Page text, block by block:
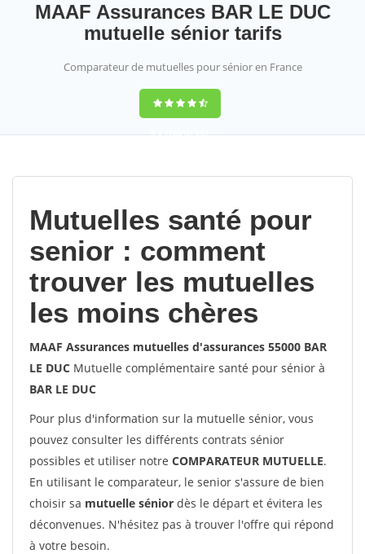
MAAF Assurances BAR LE DUC
mutuelle sénior tarifs
Comparateur de mutuelles pour sénior en France
9,2(100%)452
Mutuelles santé pour
senior : comment
trouver les mutuelles
les moins chères
MAAF Assurances mutuelles d'assurances 55000 BAR
LE DUC Mutuelle complémentaire santé pour sénior à
BAR LE DUC
Pour plus d'information sur la mutuelle sénior, vous
pouvez consulter les différents contrats sénior
possibles et utiliser notre COMPARATEUR MUTUELLE.
En utilisant le comparateur, le senior s'assure de bien
choisir sa mutuelle sénior dès le départ et évitera les
déconvenues. N'hésitez pas à trouver l'offre qui répond
à votre besoin.